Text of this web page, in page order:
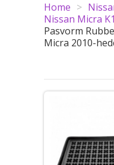
Home >
Nissan Micra
Pasvorm
Micra 2010-